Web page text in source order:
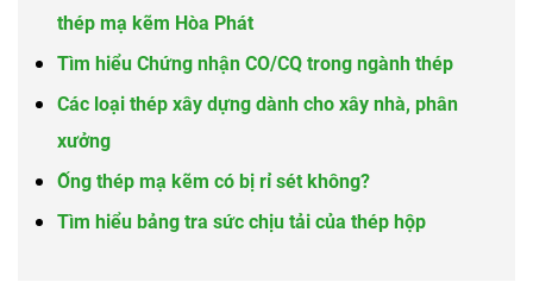
thép mạ kẽm Hòa Phát
Tìm hiểu Chứng nhận CO/CQ trong ngành thép
Các loại thép xây dựng dành cho xây nhà, phân
xưởng
Ống thép mạ kẽm có bị rỉ sét không?
Tìm hiểu bảng tra sức chịu tải của thép hộp